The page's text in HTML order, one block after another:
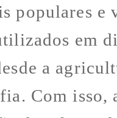
populares e
em
a
Com isso,